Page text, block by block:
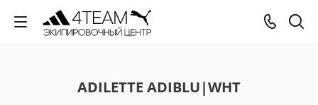
ADILETTE ADIBLU|WHT